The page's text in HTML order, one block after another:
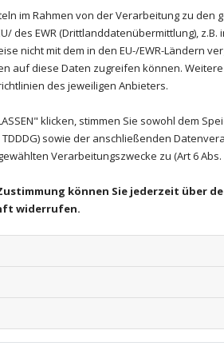
sich bitte an info@physioteam-
Stephan Elsemann in Freiburg
unser Ziel!
Jeske
Wiehre)
im Rahmen von der Verarbeitung zu den
des EWR (Drittlanddatenübermittlung),
nicht mit dem in den EU-/EWR-Ländern
auf diese Daten zugreifen können.
des jeweiligen Anbieters.
klicken, stimmen Sie sowohl dem
TDDDG) sowie der anschließenden
Verarbeitungszwecke zu (Art 6 Abs.
können Sie jederzeit über
widerrufen.